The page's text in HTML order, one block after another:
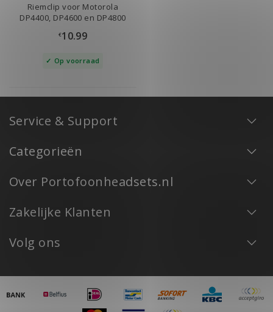
Riemclip voor Motorola
DP4400, DP4600 en DP4800
€10.99
Op voorraad
Service & Support
Categorieën
Over Portofoonheadsets.nl
Zakelijke Klanten
Volg ons